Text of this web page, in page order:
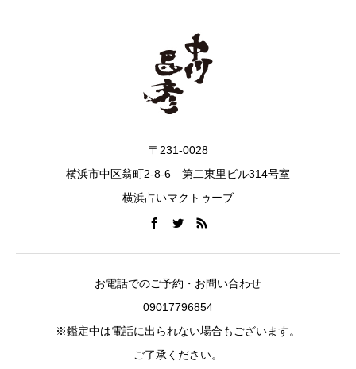
〒231-0028
横浜市中区翁町2-8-6 第二東里ビル314号室
横浜占いマクトゥーブ
お電話でのご予約・お問い合わせ
09017796854
※鑑定中は電話に出られない場合もございます。
ご了承ください。